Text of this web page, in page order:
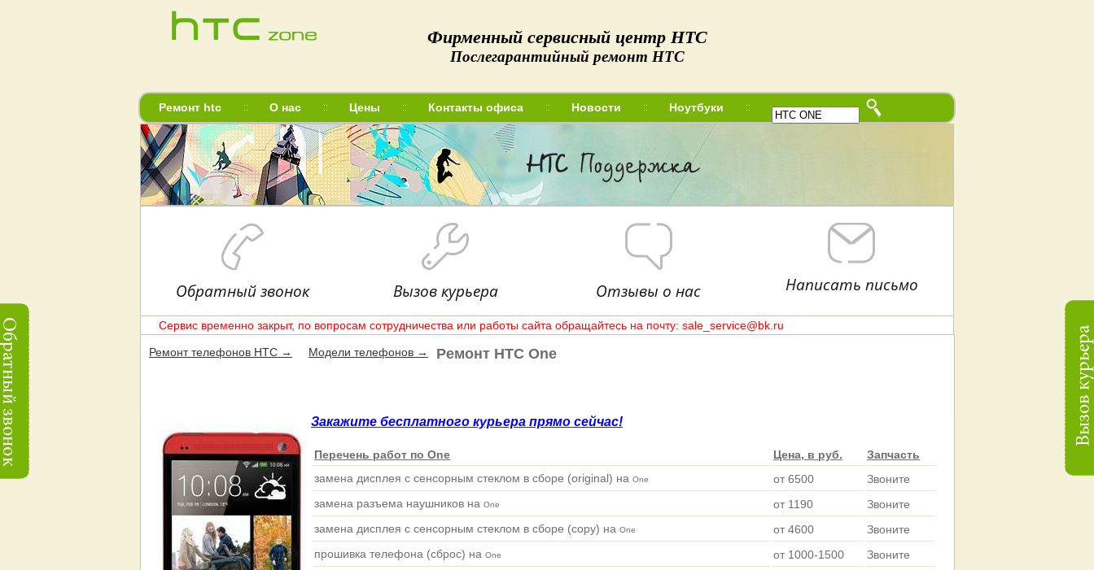
Фирменный сервисный центр HTC
Послегарантийный ремонт HTC
Ремонт htc О нас Цены Контакты офиса Новости
Ноутбуки
О нас
Цены
Контакты офиса
Новости
Обратный звонок Вызов курьера Отзывы о нас Написать письмо
Сервис временно закрыт, по вопросам сотрудничества или работы сайта обращайтесь на почту: sale_service@bk.ru
Ремонт телефонов HTC → Модели телефонов → Ремонт HTC One
Закажите бесплатного курьера прямо сейчас!
Перечень работ по One Цена, в руб.
Запчасть
замена дисплея с сенсорным стеклом в сборе (original) на One от 6500
Звоните
замена разъема наушников на One от 1190
Звоните
замена дисплея с сенсорным стеклом в сборе (copy) на One от 4600
Звоните
прошивка телефона (сброс) на One от 1000-1500
Звоните